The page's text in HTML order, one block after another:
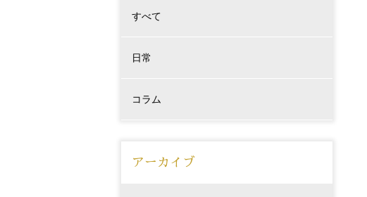
すべて
日常
コラム
アーカイブ